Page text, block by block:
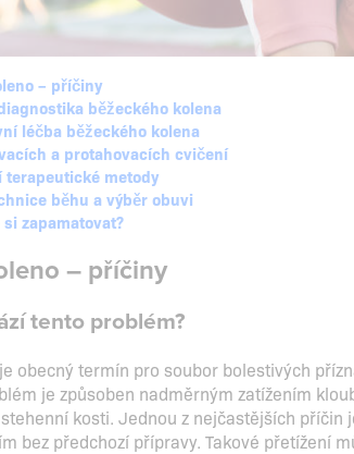
– příčiny
běžeckého kolena
léčba běžeckého kolena
a protahovacích cvičení
metody
běhu a výběr obuvi
si zapamatovat?
– příčiny
tento problém?
obecný termín pro soubor bolestivých
je způsoben nadměrným zatížením
kosti. Jednou z nejčastějších
bez předchozí přípravy. Takové přetížení